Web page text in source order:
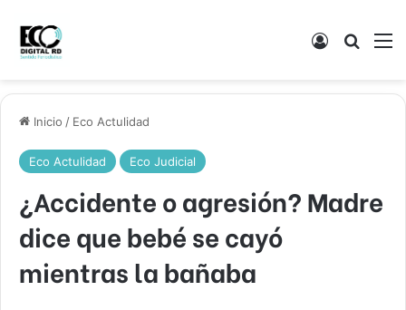
Acceso
Inicio / Eco Actulidad
Eco Actulidad Eco Judicial
¿Accidente o agresión? Madre
dice que bebé se cayó
mientras la bañaba